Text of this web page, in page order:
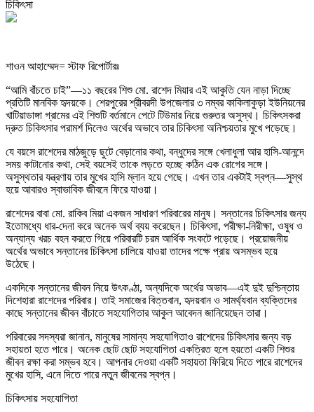
শাওন আহাম্মেদ= স্টাফ রিপোর্টারঃ
“আমি বাঁচতে চাই”—১১ বছরের শিশু মো. রাশেদ মিয়ার এই আকুতি যেন নাড়া দিচ্ছে
প্রতিটি মানবিক হৃদয়কে। শেরপুরের শ্রীবরদী উপজেলার ৩ নম্বর কাকিলাকুড়া ইউনিয়নের
খাটিয়াডাঙ্গা গ্রামের এই শিশুটি বর্তমানে পেটে টিউমার নিয়ে গুরুতর অসুস্থ। চিকিৎসকরা
দ্রুত চিকিৎসার পরামর্শ দিলেও অর্থের অভাবে তার চিকিৎসা অনিশ্চয়তার মুখে পড়েছে।
যে বয়সে রাশেদের মাঠজুড়ে ছুটে বেড়ানোর কথা, বন্ধুদের সঙ্গে খেলাধুলা আর হাসি-আনন্দে
সময় কাটানোর কথা, সেই বয়সেই তাকে লড়তে হচ্ছে কঠিন এক রোগের সঙ্গে।
অসুস্থতার যন্ত্রণায় তার মুখের হাসি ম্লান হয়ে গেছে। এখন তার একটাই স্বপ্ন—সুস্থ
হয়ে আবারও স্বাভাবিক জীবনে ফিরে যাওয়া।
রাশেদের বাবা মো. রাকিব মিয়া একজন সাধারণ পরিবারের মানুষ। সন্তানের চিকিৎসার জন্য
ইতোমধ্যে ধার-দেনা করে অনেক অর্থ ব্যয় করেছেন। চিকিৎসা, পরীক্ষা-নিরীক্ষা, ওষুধ ও
অন্যান্য খরচ বহন করতে গিয়ে পরিবারটি চরম আর্থিক সংকটে পড়েছে। প্রয়োজনীয়
অর্থের অভাবে সন্তানের চিকিৎসা চালিয়ে যাওয়া তাদের পক্ষে প্রায় অসম্ভব হয়ে
উঠেছে।
একদিকে সন্তানের জীবন নিয়ে উৎকণ্ঠা, অন্যদিকে অর্থের অভাব—এই দুই দুশ্চিন্তায়
দিশেহারা রাশেদের পরিবার। তাই সমাজের বিত্তবান, হৃদয়বান ও সামর্থ্যবান ব্যক্তিদের
কাছে সন্তানের জীবন বাঁচাতে সহযোগিতার আকুল আবেদন জানিয়েছেন তারা।
পরিবারের সদস্যরা জানান, মানুষের সামান্য সহযোগিতাও রাশেদের চিকিৎসার জন্য বড়
সহায়তা হতে পারে। অনেক ছোট ছোট সহযোগিতা একত্রিত হলে হয়তো একটি শিশুর
জীবন রক্ষা করা সম্ভব হবে। আপনার দেওয়া একটি সহায়তা ফিরিয়ে দিতে পারে রাশেদের
মুখের হাসি, এনে দিতে পারে নতুন জীবনের স্বপ্ন।
চিকিৎসায় সহযোগিতা